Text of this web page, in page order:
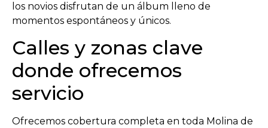
los novios disfrutan de un álbum lleno de
momentos espontáneos y únicos.
Calles y zonas clave
donde ofrecemos
servicio
Ofrecemos cobertura completa en toda Molina de